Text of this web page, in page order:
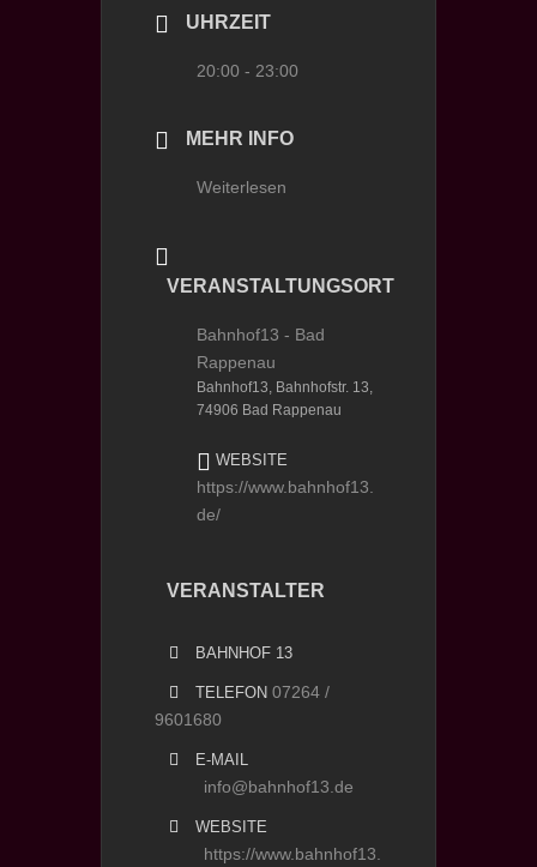
UHRZEIT
20:00 - 23:00
MEHR INFO
Weiterlesen
VERANSTALTUNGSORT
Bahnhof13 - Bad
Rappenau
Bahnhof13, Bahnhofstr. 13,
74906 Bad Rappenau
WEBSITE
https://www.bahnhof13.
de/
VERANSTALTER
BAHNHOF 13
TELEFON 07264 /
9601680
E-MAIL
info@bahnhof13.de
WEBSITE
https://www.bahnhof13.